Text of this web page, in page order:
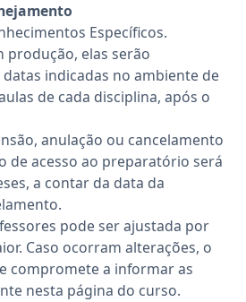
Específicos.
produção, elas serão
indicadas no ambiente de
de cada disciplina, após o
anulação ou cancelamento
de acesso ao preparatório será
a contar da data da
pode ser ajustada por
Caso ocorram alterações, o
compromete a informar as
nesta página do curso.